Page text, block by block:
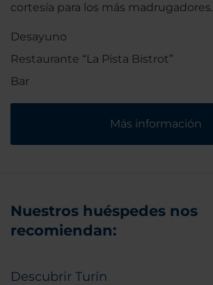
cortesía para los más madrugadores.
Desayuno
Restaurante “La Pista Bistrot”
Bar
Más información
Nuestros huéspedes nos
recomiendan:
Descubrir Turín